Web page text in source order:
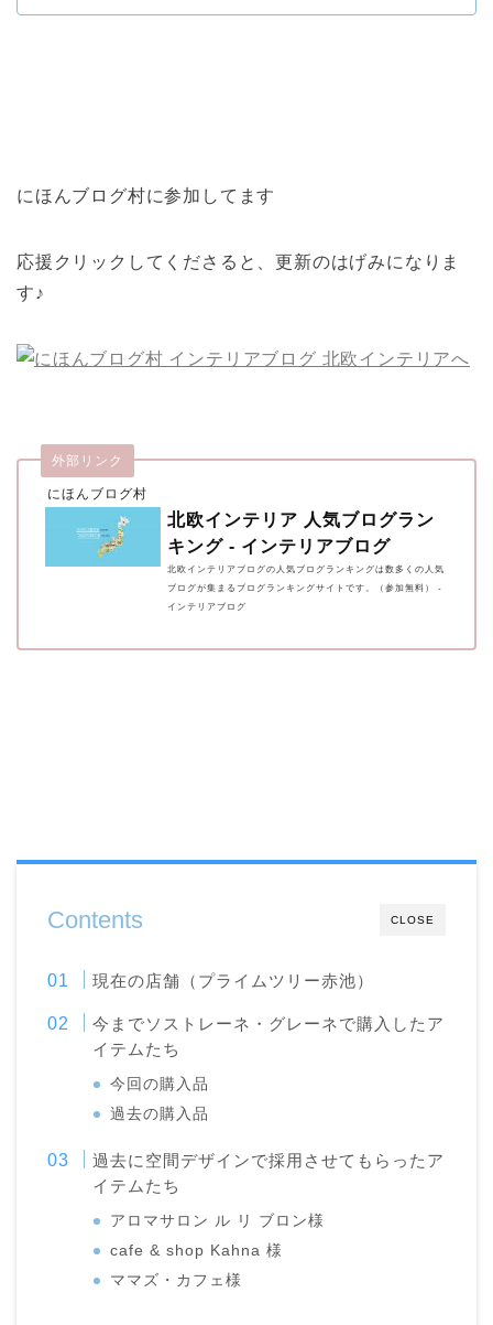
にほんブログ村に参加してます
応援クリックしてくださると、更新のはげみになりま
す♪
にほんブログ村
外部リンク
北欧インテリア 人気ブログラン
キング - インテリアブログ
北欧インテリアブログの人気ブログランキングは数多くの人気
ブログが集まるブログランキングサイトです。（参加無料） -
インテリアブログ
CLOSE
Contents
現在の店舗（プライムツリー赤池）
今までソストレーネ・グレーネで購入したア
イテムたち
今回の購入品
過去の購入品
過去に空間デザインで採用させてもらったア
イテムたち
アロマサロン ル リ ブロン様
cafe & shop Kahna 様
ママズ・カフェ様